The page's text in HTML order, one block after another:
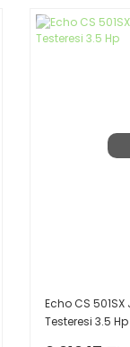
Echo CS
Testeresi 3.5 Hp